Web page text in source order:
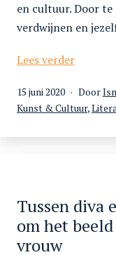
en cultuur. Door te
verdwijnen en
Lees verderZeven
om
te
Gepubliceerd
op
15 juni 2020 Door
Gecategoriseerd
Kunst & Cultuur,
Tussen diva
om het
vrouw